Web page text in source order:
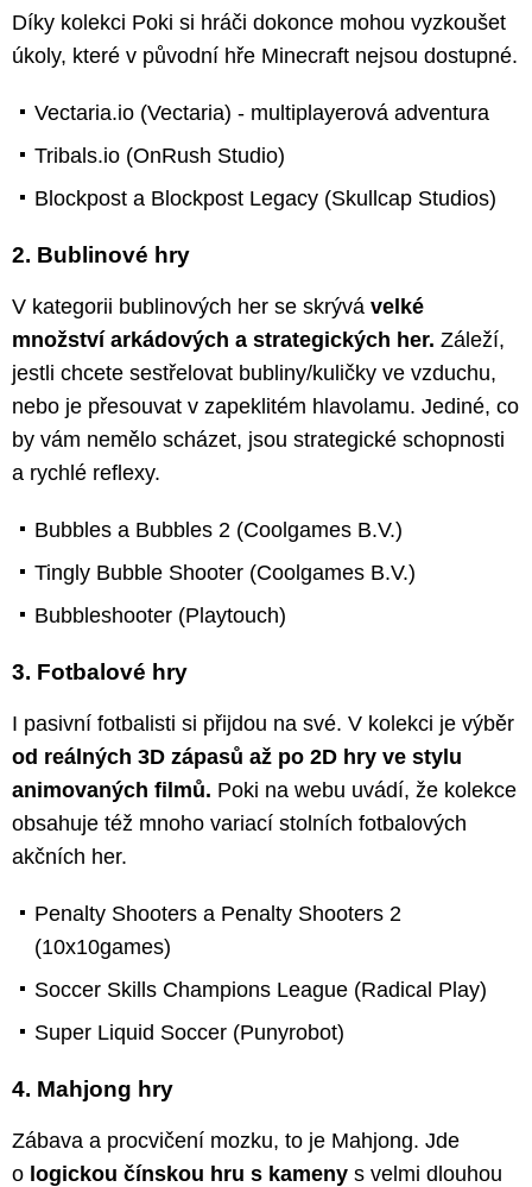
Díky kolekci Poki si hráči dokonce mohou vyzkoušet
úkoly, které v původní hře Minecraft nejsou dostupné.
Vectaria.io (Vectaria) - multiplayerová adventura
Tribals.io (OnRush Studio)
Blockpost a Blockpost Legacy (Skullcap Studios)
2. Bublinové hry
V kategorii bublinových her se skrývá velké
množství arkádových a strategických her. Záleží,
jestli chcete sestřelovat bubliny/kuličky ve vzduchu,
nebo je přesouvat v zapeklitém hlavolamu. Jediné, co
by vám nemělo scházet, jsou strategické schopnosti
a rychlé reflexy.
Bubbles a Bubbles 2 (Coolgames B.V.)
Tingly Bubble Shooter (Coolgames B.V.)
Bubbleshooter (Playtouch)
3. Fotbalové hry
I pasivní fotbalisti si přijdou na své. V kolekci je výběr
od reálných 3D zápasů až po 2D hry ve stylu
animovaných filmů. Poki na webu uvádí, že kolekce
obsahuje též mnoho variací stolních fotbalových
akčních her.
Penalty Shooters a Penalty Shooters 2
(10x10games)
Soccer Skills Champions League (Radical Play)
Super Liquid Soccer (Punyrobot)
4. Mahjong hry
Zábava a procvičení mozku, to je Mahjong. Jde
o logickou čínskou hru s kameny s velmi dlouhou